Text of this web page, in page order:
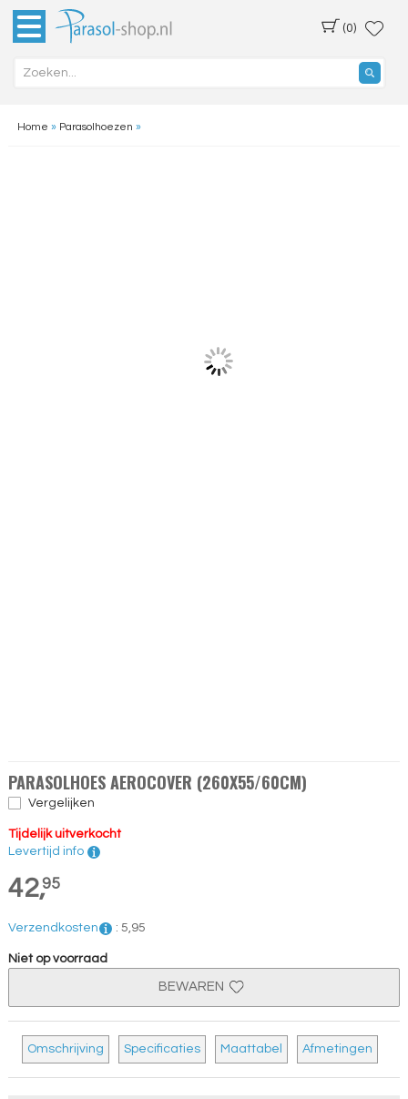
(0)
Home » Parasolhoezen »
PARASOLHOES AEROCOVER (260X55/60CM)
Vergelijken
Tijdelijk uitverkocht
Levertijd info
42,95
Verzendkosten : 5,95
Niet op voorraad
BEWAREN
Omschrijving Specificaties Maattabel Afmetingen